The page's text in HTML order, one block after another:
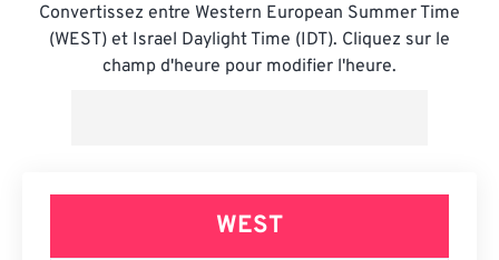
Convertissez entre Western European Summer Time
(WEST) et Israel Daylight Time (IDT). Cliquez sur le
champ d'heure pour modifier l'heure.
WEST